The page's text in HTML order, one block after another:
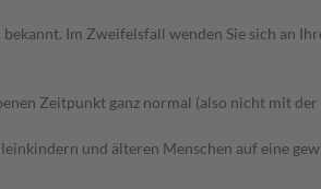
Im Zweifelsfall wenden Sie sich an
Zeitpunkt ganz normal (also nicht mit
und älteren Menschen auf eine